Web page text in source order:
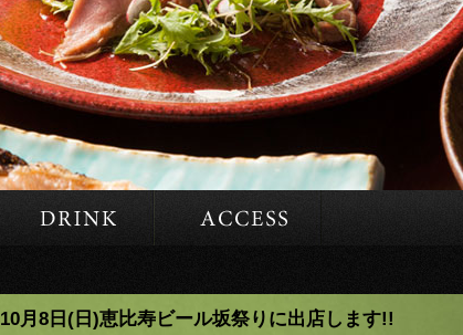
10月8日(日)恵比寿ビール坂祭りに出店します!!